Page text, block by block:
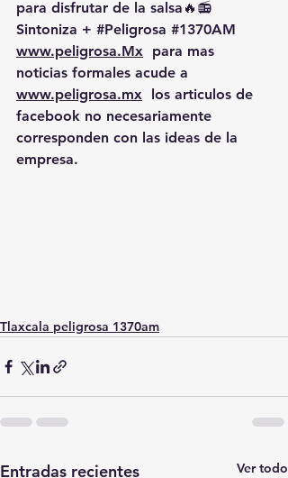
para disfrutar de la salsa🔥📻
Sintoniza + #Peligrosa #1370AM
www.peligrosa.Mx para mas
noticias formales acude a
www.peligrosa.mx los articulos de
facebook no necesariamente
corresponden con las ideas de la
empresa.
Tlaxcala peligrosa 1370am
Entradas recientes Ver todo